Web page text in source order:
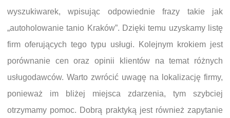
wyszukiwarek, wpisując odpowiednie frazy takie jak
„autoholowanie tanio Kraków”. Dzięki temu uzyskamy listę
firm oferujących tego typu usługi. Kolejnym krokiem jest
porównanie cen oraz opinii klientów na temat różnych
usługodawców. Warto zwrócić uwagę na lokalizację firmy,
ponieważ im bliżej miejsca zdarzenia, tym szybciej
otrzymamy pomoc. Dobrą praktyką jest również zapytanie